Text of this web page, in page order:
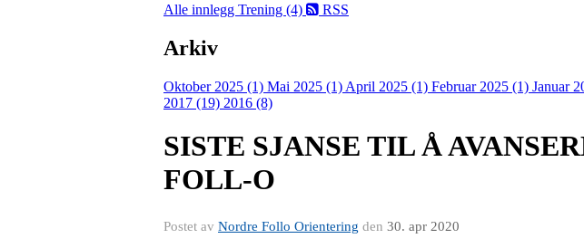
Alle innlegg Trening (4) RSS
Arkiv
Oktober 2025 (1) Mai 2025 (1) April 2025 (1) Februar 2025 (1) Januar
2017 (19) 2016 (8)
SISTE SJANSE TIL Å
FOLL-O
Postet av Nordre Follo Orientering den 30. apr 2020